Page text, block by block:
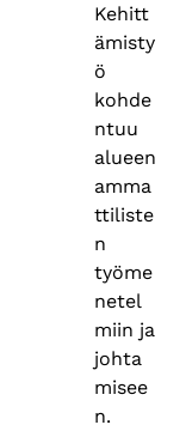
Kehitt
ämisty
ö
kohde
ntuu
alueen
amma
ttiliste
n
työme
netel
miin ja
johta
misee
n.